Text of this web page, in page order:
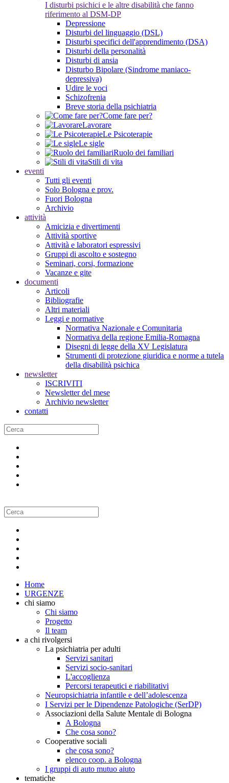
I disturbi psichici e le altre disabilità che fanno
riferimento al DSM-DP
Depressione
Disturbi del linguaggio (DSL)
Disturbi specifici dell'apprendimento (DSA)
Disturbi della personalità
Disturbi di ansia
Disturbo Bipolare (Sindrome maniaco-
depressiva)
Udire le voci
Schizofrenia
Breve storia della psichiatria
Come fare per?
Lavorare
Le Psicoterapie
Le sigle
Ruolo dei familiari
Stili di vita
eventi
Tutti gli eventi
Solo Bologna e prov.
Fuori Bologna
Archivio
attività
Amicizia e divertimenti
Attività sportive
Attività e laboratori espressivi
Gruppi di ascolto e sostegno
Seminari, corsi, formazione
Vacanze e gite
documenti
Articoli
Bibliografie
Altri materiali
Leggi e normative
Normativa Nazionale e Comunitaria
Normativa della regione Emilia-Romagna
Disegni di legge della XV Legislatura
Strumenti di protezione giuridica e norme a tutela
della disabilità psichica
newsletter
ISCRIVITI
Newsletter del mese
Archivio newsletter
contatti
Home
URGENZE
chi siamo
Chi siamo
Progetto
Il team
a chi rivolgersi
La psichiatria per adulti
Servizi sanitari
Servizi socio-sanitari
L'accoglienza
Percorsi terapeutici e riabilitativi
Neuropsichiatria infantile e dell’adolescenza
I Servizi per le Dipendenze Patologiche (SerDP)
Associazioni della Salute Mentale di Bologna
A Bologna
Che cosa sono?
Cooperative sociali
che cosa sono?
elenco coop. a Bologna
I gruppi di auto mutuo aiuto
tematiche